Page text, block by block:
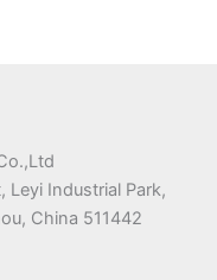
Leyi Industrial Park,
China 511442